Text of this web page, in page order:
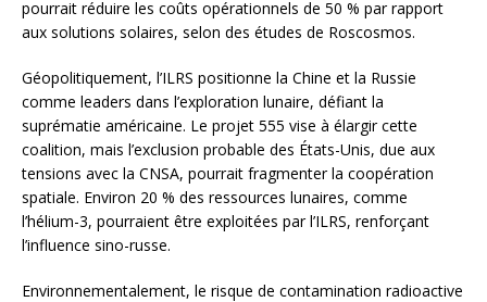
pourrait réduire les coûts opérationnels de 50 % par rapport
aux solutions solaires, selon des études de Roscosmos.
Géopolitiquement, l’ILRS positionne la Chine et la Russie
comme leaders dans l’exploration lunaire, défiant la
suprématie américaine. Le projet 555 vise à élargir cette
coalition, mais l’exclusion probable des États-Unis, due aux
tensions avec la CNSA, pourrait fragmenter la coopération
spatiale. Environ 20 % des ressources lunaires, comme
l’hélium-3, pourraient être exploitées par l’ILRS, renforçant
l’influence sino-russe.
Environnementalement, le risque de contamination radioactive